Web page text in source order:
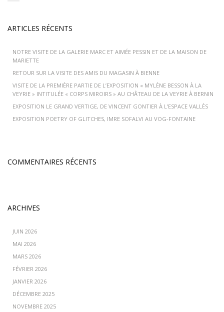
ARTICLES RÉCENTS
NOTRE VISITE DE LA GALERIE MARC ET AIMÉE PESSIN ET DE LA MAISON DE
MARIETTE
RETOUR SUR LA VISITE DES AMIS DU MAGASIN À BIENNE
VISITE DE LA PREMIÈRE PARTIE DE L’EXPOSITION « MYLÈNE BESSON À LA
VEYRIE » INTITULÉE « CORPS MIROIRS » AU CHÂTEAU DE LA VEYRIE À BERNIN
EXPOSITION LE GRAND VERTIGE, DE VINCENT GONTIER À L’ESPACE VALLÈS
EXPOSITION POETRY OF GLITCHES, IMRE SOFALVI AU VOG-FONTAINE
COMMENTAIRES RÉCENTS
ARCHIVES
JUIN 2026
MAI 2026
MARS 2026
FÉVRIER 2026
JANVIER 2026
DÉCEMBRE 2025
NOVEMBRE 2025